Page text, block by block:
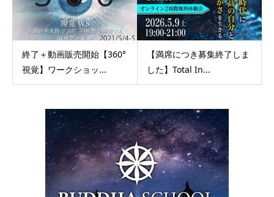
終了＋動画販売開始【360°
視覚】ワークショッ...
【満席につき募集終了しま
した】Total In...